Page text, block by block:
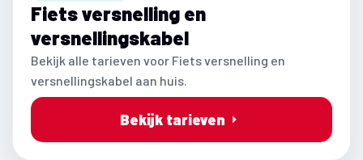
Fiets versnelling en
versnellingskabel
Bekijk alle tarieven voor Fiets versnelling en
versnellingskabel aan huis.
Bekijk tarieven